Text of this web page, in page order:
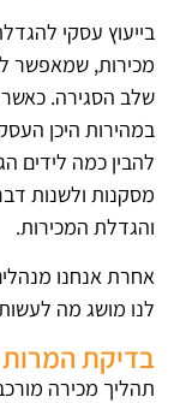
בייעוץ עסקי
מכירות, שמאפשר
שלב הסגירה. כאשר
במהירות היכן
להבין כמה לידים
מסקנות ולשנות
והגדלת המכירות.
אחרת אנחנו
לנו מושג מה
בדיקת
תהליך מכירה